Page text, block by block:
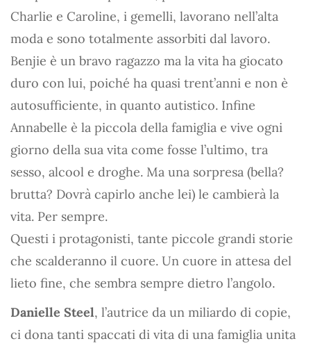
Charlie e Caroline, i gemelli, lavorano nell’alta
moda e sono totalmente assorbiti dal lavoro.
Benjie è un bravo ragazzo ma la vita ha giocato
duro con lui, poiché ha quasi trent’anni e non è
autosufficiente, in quanto autistico. Infine
Annabelle è la piccola della famiglia e vive ogni
giorno della sua vita come fosse l’ultimo, tra
sesso, alcool e droghe. Ma una sorpresa (bella?
brutta? Dovrà capirlo anche lei) le cambierà la
vita. Per sempre.
Questi i protagonisti, tante piccole grandi storie
che scalderanno il cuore. Un cuore in attesa del
lieto fine, che sembra sempre dietro l’angolo.
Danielle Steel, l’autrice da un miliardo di copie,
ci dona tanti spaccati di vita di una famiglia unita